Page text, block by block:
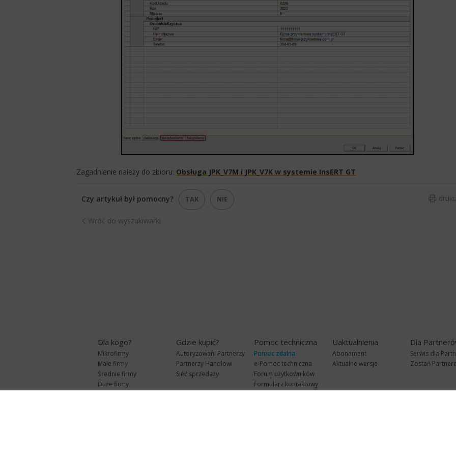
Zagadnienie należy do zbioru: Obsługa JPK_V7M i JPK_V7K w systemie InsERT GT​
Czy artykuł był pomocny? TAK NIE
Wróć do wyszukiwarki
Dla kogo?
Mikrofirmy
Małe firmy
Średnie firmy
Duże firmy
Gdzie kupić?
Autoryzowani Partnerzy
Partnerzy Handlowi
Sieć sprzedaży
Pomoc techniczna
Pomoc zdalna
e-Pomoc techniczna
Forum użytkowników
Formularz kontaktowy
Uaktualnienia
Abonament
Aktualne wersje
Dla
Serwis dla
Zostań